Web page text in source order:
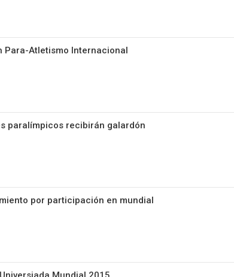
Para-Atletismo Internacional
paralímpicos recibirán galardón
por participación en mundial